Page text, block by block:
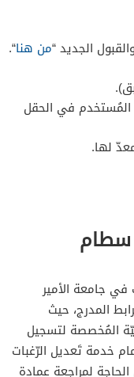
الجديد “من هنا“.
في الحقل
لها.
سطام
في جامعة الأمير
المدرج، حيث
المُخصصة لتسجيل
خدمة تَعديل الرّغبات
لمراجعة عمادة